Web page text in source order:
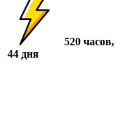
520 часов,
44 дня